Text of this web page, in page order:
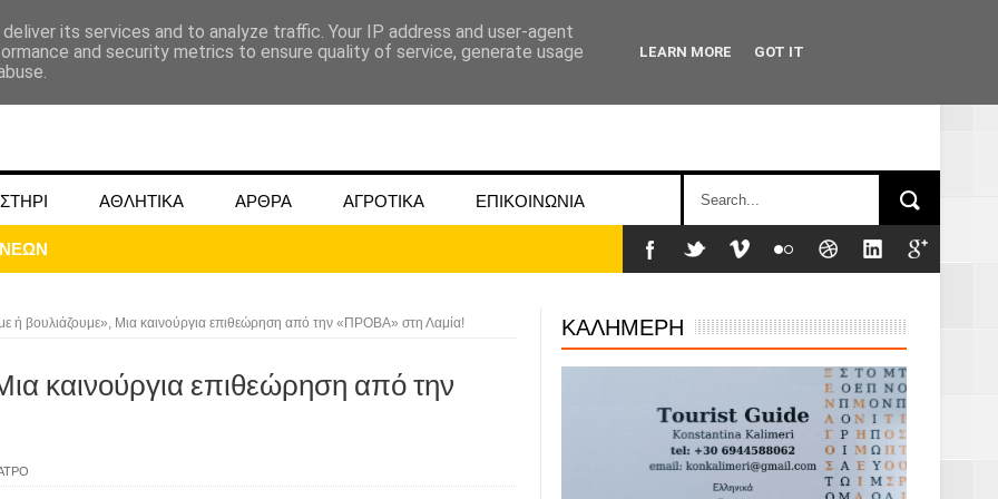
ΑΘΛΗΤΙΚΑ ΑΡΘΡΑ ΑΓΡΟΤΙΚΑ ΕΠΙΚΟΙΝΩΝΙΑ
ΓΙΑ ΜΑΙΟ ΚΑΙ ΙΟΥΝΙΟ 2024
ή βουλιάζουμε», Μια καινούργια επιθεώρηση από την «ΠΡΟΒΑ» στη Λαμία!
καινούργια επιθεώρηση από την
ΚΑΛΗΜΕΡΗ
its services and to analyze traffic. Your IP address and user-agent
and security metrics to ensure quality of service, generate usage
LEARN MORE GOT IT